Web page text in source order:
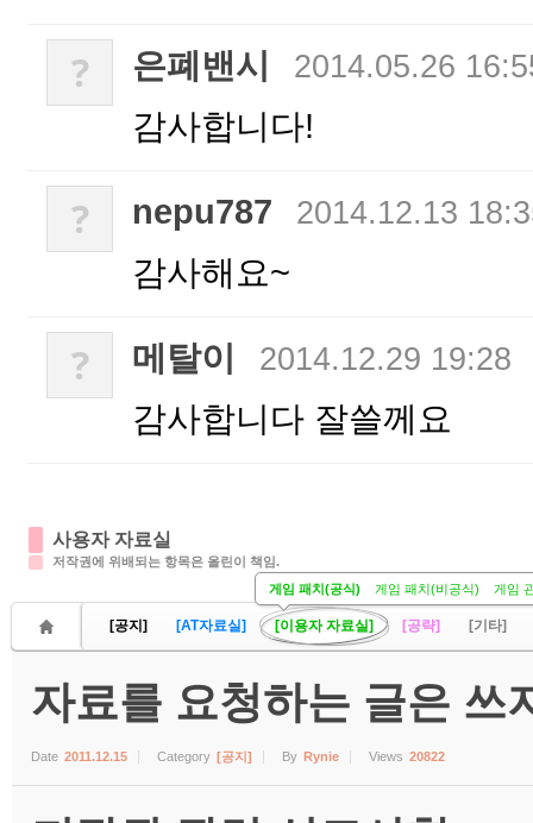
? 은폐밴시 2014.05.26
감사합니다!
? nepu787 2014.12.13
감사해요~
? 메탈이 2014.12.29 19:28
감사합니다 잘쓸께요
사용자 자료실
저작권에 위배되는 항목은 올린이 책임.
[공지] [AT자료실] [이용자 자료실]
게임 패치(공식) 게임 패치(비공식) 게임
[공략] [기타]
자료를 요청하는 글은 쓰
Date 2011.12.15 Category [공지] By Rynie Views 20822